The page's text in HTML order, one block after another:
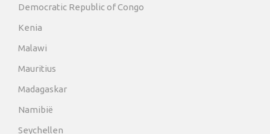
Democratic Republic of Congo
Kenia
Malawi
Mauritius
Madagaskar
Namibië
Seychellen